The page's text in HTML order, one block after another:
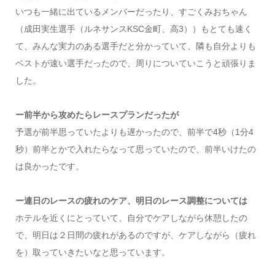
いつも一緒に出ているメンバーだったり、すごくみおちゃん
（成田実生選手（ルネサンスKSC金町、高3））もとても速く
て、みんな実力のある選手だと分かっていて、隣も自分よりも
ベストが速い選手だったので、周りについていこうと頑張りま
した。
ー前半から攻めたらレースプランだったが
予選が前半思っていたよりも遅かったので、前半で4秒（1分4
秒）前半とかで入れたらなって思っていたので、前半いけたの
は良かったです。
ー連日のレースの疲れのケア、明日のレース調整については
ホテルを近くにとっていて、自分でケアしながら休憩したの
で、明日は２日間の疲れがあるのですが、ケアしながら（疲れ
を）取っていきたいなと思っています。